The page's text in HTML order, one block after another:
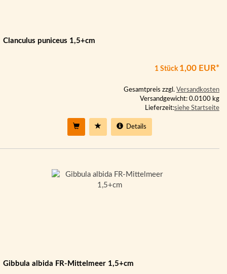
Clanculus puniceus 1,5+cm
1 Stück 1,00 EUR*
Gesamtpreis zzgl. Versandkosten
Versandgewicht: 0.0100 kg
Lieferzeit:siehe Startseite
Details
Gibbula albida FR-Mittelmeer 1,5+cm